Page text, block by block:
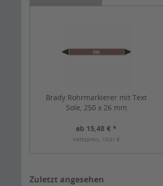
Brady Rohrmarkierer mit Text
Sole, 250 x 26 mm
ab 15,48 € *
Nettopreis: 13,01 €
Zuletzt angesehen